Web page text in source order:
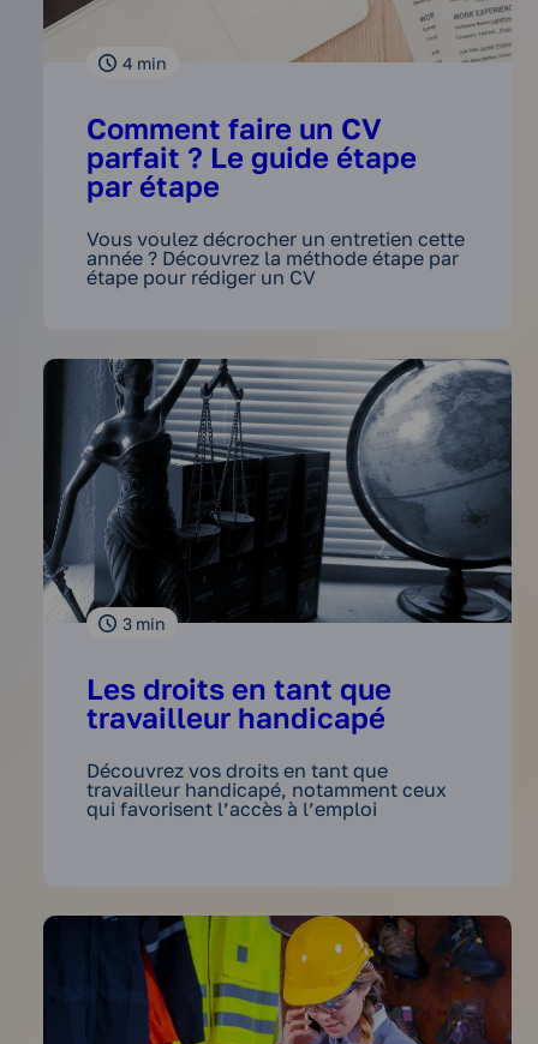
4 min
Comment faire un CV
parfait ? Le guide étape
par étape
Vous voulez décrocher un entretien cette
année ? Découvrez la méthode étape par
étape pour rédiger un CV
3 min
Les droits en tant que
travailleur handicapé
Découvrez vos droits en tant que
travailleur handicapé, notamment ceux
qui favorisent l’accès à l’emploi